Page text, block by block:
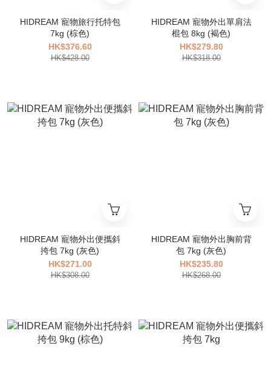
HIDREAM 寵物旅行托特包
7kg (棕色)
HK$376.60
HK$428.00
HIDREAM 寵物外出單肩法
棍包 8kg (褐色)
HK$279.80
HK$318.00
HIDREAM 寵物外出便攜斜
挎包 7kg (灰色)
HK$271.00
HK$308.00
HIDREAM 寵物外出胸前背
包 7kg (灰色)
HK$235.80
HK$268.00